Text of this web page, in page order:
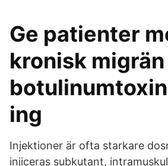
Ge patienter
kronisk migrän
ing
Injektioner är ofta starkare
injiceras subkutant,